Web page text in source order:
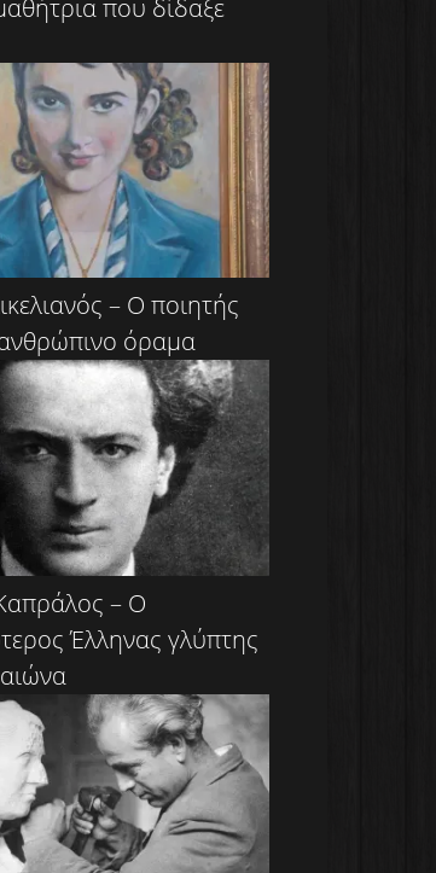
που δίδαξε
– Ο ποιητής
όραμα
– Ο
Έλληνας γλύπτης